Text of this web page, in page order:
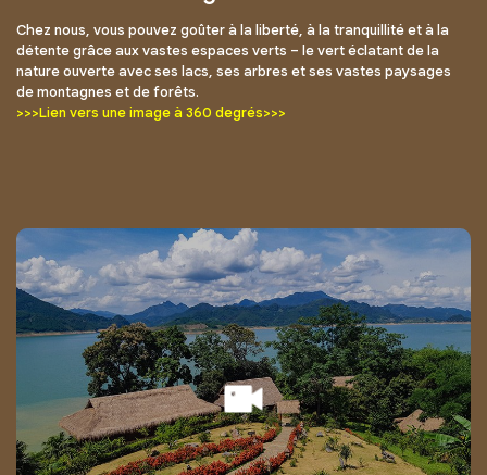
Chez nous, vous pouvez goûter à la liberté, à la tranquillité et à la
détente grâce aux vastes espaces verts – le vert éclatant de la
nature ouverte avec ses lacs, ses arbres et ses vastes paysages
de montagnes et de forêts.
>>>Lien vers une image à 360 degrés>>>